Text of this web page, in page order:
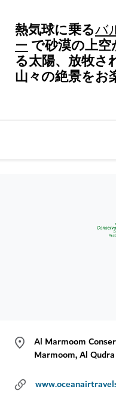
熱気球に乗るバ
ーで砂漠の上
る太陽、放牧さ
山々の絶景をお
Al Marmoom
Marmoom, Al Qudra